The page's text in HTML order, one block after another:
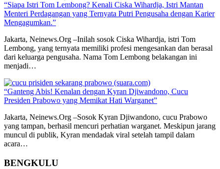
“Siapa Istri Tom Lembong? Kenali Ciska Wihardja, Istri Mantan
Menteri Perdagangan yang Ternyata Putri Pengusaha dengan Karier
Mengagumkan.”
Jakarta, Neinews.Org –Inilah sosok Ciska Wihardja, istri Tom
Lembong, yang ternyata memiliki profesi mengesankan dan berasal
dari keluarga pengusaha. Nama Tom Lembong belakangan ini
menjadi…
“Ganteng Abis! Kenalan dengan Kyran Djiwandono, Cucu
Presiden Prabowo yang Memikat Hati Warganet”
Jakarta, Neinews.Org –Sosok Kyran Djiwandono, cucu Prabowo
yang tampan, berhasil mencuri perhatian warganet. Meskipun jarang
muncul di publik, Kyran mendadak viral setelah tampil dalam
acara…
BENGKULU